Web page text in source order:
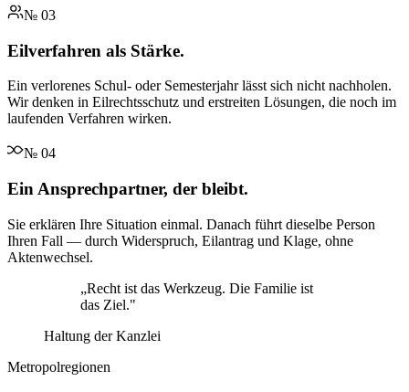
№ 03
Eilverfahren als Stärke.
Ein verlorenes Schul- oder Semesterjahr lässt sich nicht nachholen.
Wir denken in Eilrechtsschutz und erstreiten Lösungen, die noch im
laufenden Verfahren wirken.
№ 04
Ein Ansprechpartner, der bleibt.
Sie erklären Ihre Situation einmal. Danach führt dieselbe Person
Ihren Fall — durch Widerspruch, Eilantrag und Klage, ohne
Aktenwechsel.
„Recht ist das Werkzeug. Die Familie ist
das Ziel."
Haltung der Kanzlei
Metropolregionen